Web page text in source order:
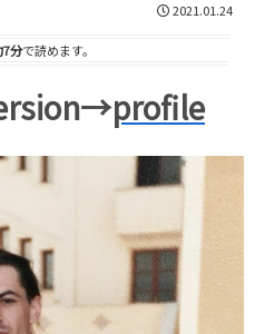
2021.01.24
7分で読めます。
profile